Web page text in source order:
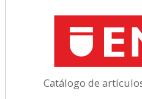
Catálogo de